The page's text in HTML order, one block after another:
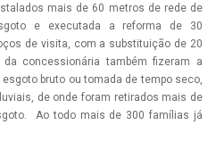
mais de 60 metros de rede de
e executada a reforma de 30
de visita, com a substituição de 20
concessionária também fizeram a
bruto ou tomada de tempo seco,
de onde foram retirados mais de
Ao todo mais de 300 famílias já